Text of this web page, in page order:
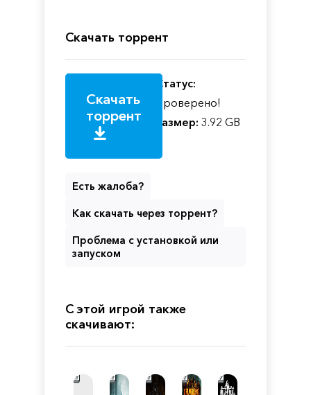
Скачать торрент
Скачать
торрент
Статус:
Проверено!
Размер: 3.92 GB
Есть жалоба?
Как скачать через торрент?
Проблема с установкой или
запуском
С этой игрой также
скачивают: